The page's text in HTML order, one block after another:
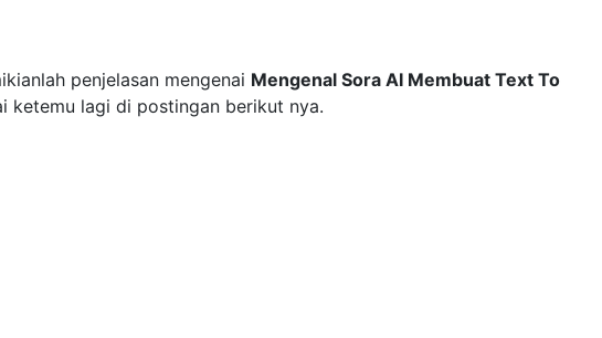
penjelasan mengenai Mengenal Sora AI Membuat Text To
ketemu lagi di postingan berikut nya.